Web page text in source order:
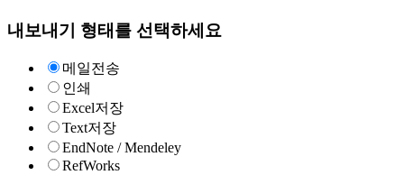
내보내기 형태를 선택하세요
메일전송
인쇄
Excel저장
Text저장
EndNote / Mendeley
RefWorks